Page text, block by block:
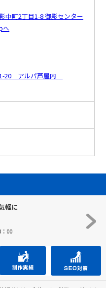
中町2丁目1-8 御影センター
へ
20 アルパ芦屋内
軽に
00